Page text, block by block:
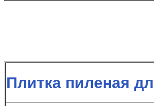
Плитка пиленая